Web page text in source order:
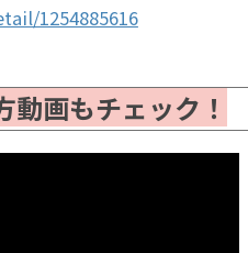
1254885616
画もチェック！